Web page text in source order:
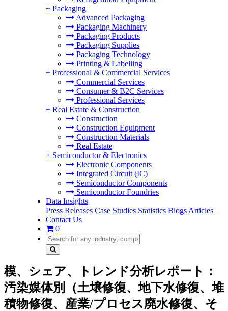
+ Packaging
Advanced Packaging
Packaging Machinery
Packaging Products
Packaging Supplies
Packaging Technology
Printing & Labelling
+ Professional & Commercial Services
Commercial Services
Consumer & B2C Services
Professional Services
+ Real Estate & Construction
Construction
Construction Equipment
Construction Materials
Real Estate
+ Semiconductor & Electronics
Electronic Components
Integrated Circuit (IC)
Semiconductor Components
Semiconductor Foundries
Data Insights
Press Releases Case Studies Statistics Blogs Articles
Contact Us
0
模、シェア、トレンド分析レポート：
汚染媒体別（土壌修復、地下水修復、堆
積物修復、産業/プロセス廃水修復、そ